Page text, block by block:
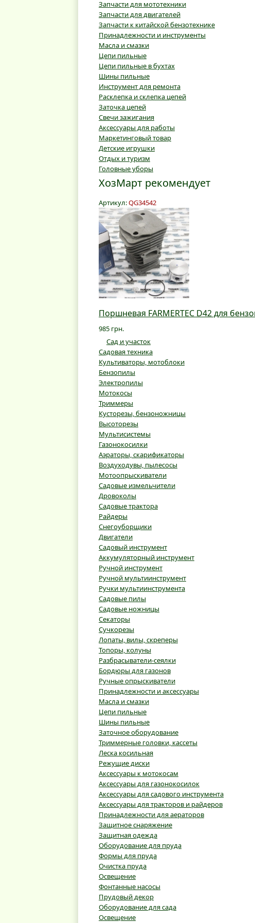
Запчасти для мототехники
Запчасти для двигателей
Запчасти к китайской бензотехнике
Принадлежности и инструменты
Масла и смазки
Цепи пильные
Цепи пильные в бухтах
Шины пильные
Инструмент для ремонта
Расклепка и склепка цепей
Заточка цепей
Свечи зажигания
Аксессуары для работы
Маркетинговый товар
Детские игрушки
Отдых и туризм
Головные уборы
ХозМарт рекомендует
Артикул:QG34542
Поршневая FARMERTEC D42 для
985 грн.
Сад и участок
Садовая техника
Культиваторы, мотоблоки
Бензопилы
Электропилы
Мотокосы
Триммеры
Кусторезы, бензоножницы
Высоторезы
Мультисистемы
Газонокосилки
Аэраторы, скарификаторы
Воздуходувы, пылесосы
Мотоопрыскиватели
Садовые измельчители
Дровоколы
Садовые трактора
Райдеры
Снегоуборщики
Двигатели
Садовый инструмент
Аккумуляторный инструмент
Ручной инструмент
Ручной мультиинструмент
Ручки мультиинструмента
Садовые пилы
Садовые ножницы
Секаторы
Сучкорезы
Лопаты, вилы, скреперы
Топоры, колуны
Разбрасыватели-сеялки
Бордюры для газонов
Ручные опрыскиватели
Принадлежности и аксессуары
Масла и смазки
Цепи пильные
Шины пильные
Заточное оборудование
Триммерные головки, кассеты
Леска косильная
Режущие диски
Аксессуары к мотокосам
Аксессуары для газонокосилок
Аксессуары для садового инструмента
Аксессуары для тракторов и райдеров
Принадлежности для аераторов
Защитное снаряжение
Защитная одежда
Оборудование для пруда
Формы для пруда
Очистка пруда
Освещение
Фонтанные насосы
Прудовый декор
Оборудование для сада
Освещение